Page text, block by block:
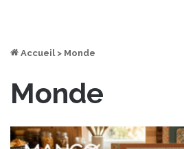
Accueil > Monde
Monde